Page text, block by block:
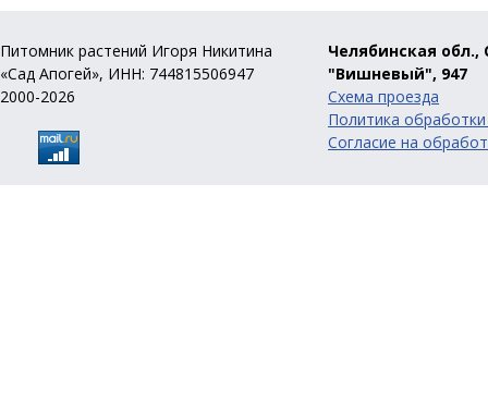
Питомник растений Игоря Никитина
«Сад Апогей», ИНН: 744815506947
2000-2026
Челябинская обл.,
"Вишневый", 947
Схема проезда
Политика
Согласие на